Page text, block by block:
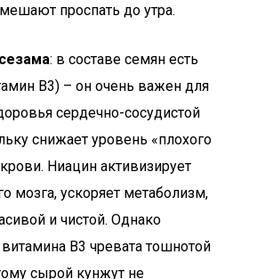
проспать до утра.
: в составе семян есть
B3) – он очень важен для
сердечно-сосудистой
снижает уровень «плохого
Ниацин активизирует
мозга, ускоряет метаболизм,
и чистой. Однако
B3 чревата тошнотой
сырой кунжут не